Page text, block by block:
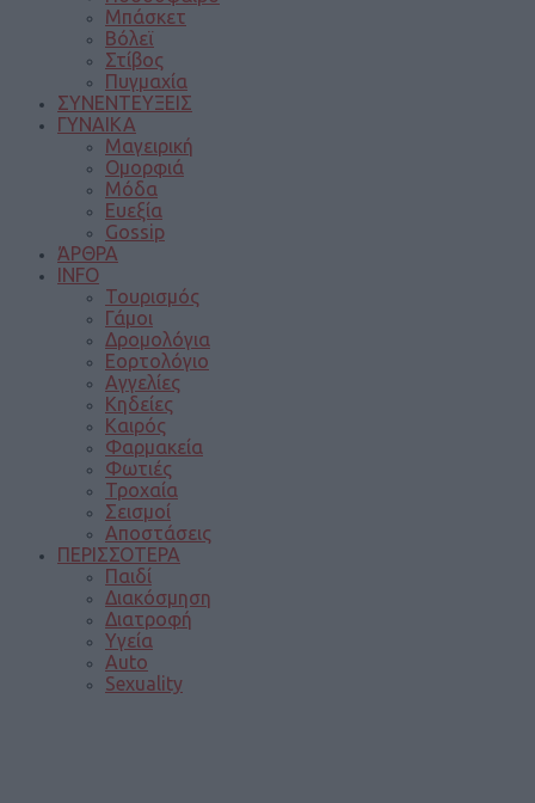
Μπάσκετ
Βόλεϊ
Στίβος
Πυγμαχία
ΣΥΝΕΝΤΕΥΞΕΙΣ
ΓΥΝΑΙΚΑ
Μαγειρική
Ομορφιά
Μόδα
Ευεξία
Gossip
ΆΡΘΡΑ
INFO
Τουρισμός
Γάμοι
Δρομολόγια
Εορτολόγιο
Αγγελίες
Κηδείες
Καιρός
Φαρμακεία
Φωτιές
Τροχαία
Σεισμοί
Αποστάσεις
ΠΕΡΙΣΣΟΤΕΡΑ
Παιδί
Διακόσμηση
Διατροφή
Υγεία
Auto
Sexuality